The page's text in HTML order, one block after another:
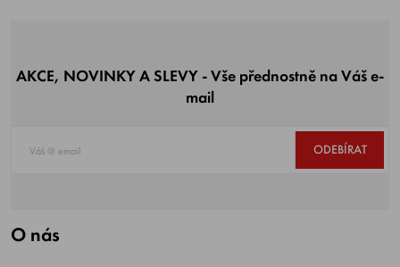
AKCE, NOVINKY A SLEVY - Vše přednostně na Váš e-
mail
ODEBÍRAT
O nás